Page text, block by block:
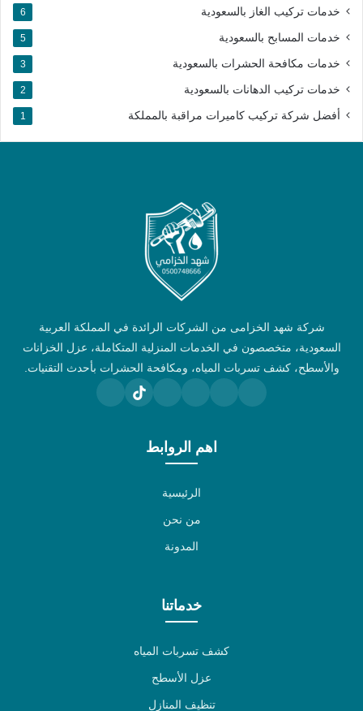
خدمات تركيب الغاز بالسعودية 6
خدمات المسابح بالسعودية 5
خدمات مكافحة الحشرات بالسعودية 3
خدمات تركيب الدهانات بالسعودية 2
أفضل شركة تركيب كاميرات مراقبة بالمملكة​ 1
شركة شهد الخزامى من الشركات الرائدة في المملكة العربية
السعودية، متخصصون في الخدمات المنزلية المتكاملة، عزل الخزانات
والأسطح، كشف تسربات المياه، ومكافحة الحشرات بأحدث التقنيات.
اهم الروابط
الرئيسية
من نحن
المدونة
خدماتنا
كشف تسربات المياه
عزل الأسطح
تنظيف المنازل